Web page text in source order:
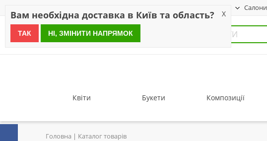
Салони
since 1999
Квіти Букети Композиції
Головна Каталог товарів
Вам необхідна доставка в Київ та область? X
ТАК НІ, ЗМІНИТИ НАПРЯМОК